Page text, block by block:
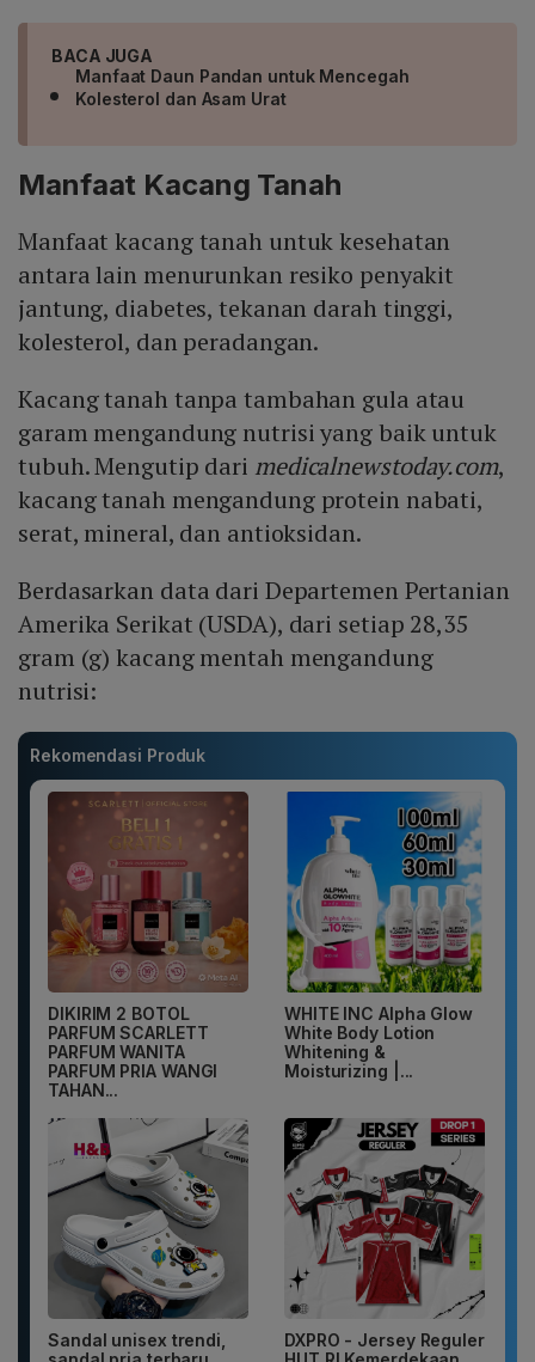
BACA JUGA
Manfaat Daun Pandan untuk Mencegah
Kolesterol dan Asam Urat
Manfaat Kacang Tanah
Manfaat kacang tanah untuk kesehatan
antara lain menurunkan resiko penyakit
jantung, diabetes, tekanan darah tinggi,
kolesterol, dan peradangan.
Kacang tanah tanpa tambahan gula atau
garam mengandung nutrisi yang baik untuk
tubuh. Mengutip dari medicalnewstoday.com,
kacang tanah mengandung protein nabati,
serat, mineral, dan antioksidan.
Berdasarkan data dari Departemen Pertanian
Amerika Serikat (USDA), dari setiap 28,35
gram (g) kacang mentah mengandung
nutrisi:
Rekomendasi Produk
DIKIRIM 2 BOTOL
PARFUM SCARLETT
PARFUM WANITA
PARFUM PRIA WANGI
TAHAN...
WHITE INC Alpha Glow
White Body Lotion
Whitening &
Moisturizing |...
Sandal unisex trendi,
DXPRO - Jersey Reguler